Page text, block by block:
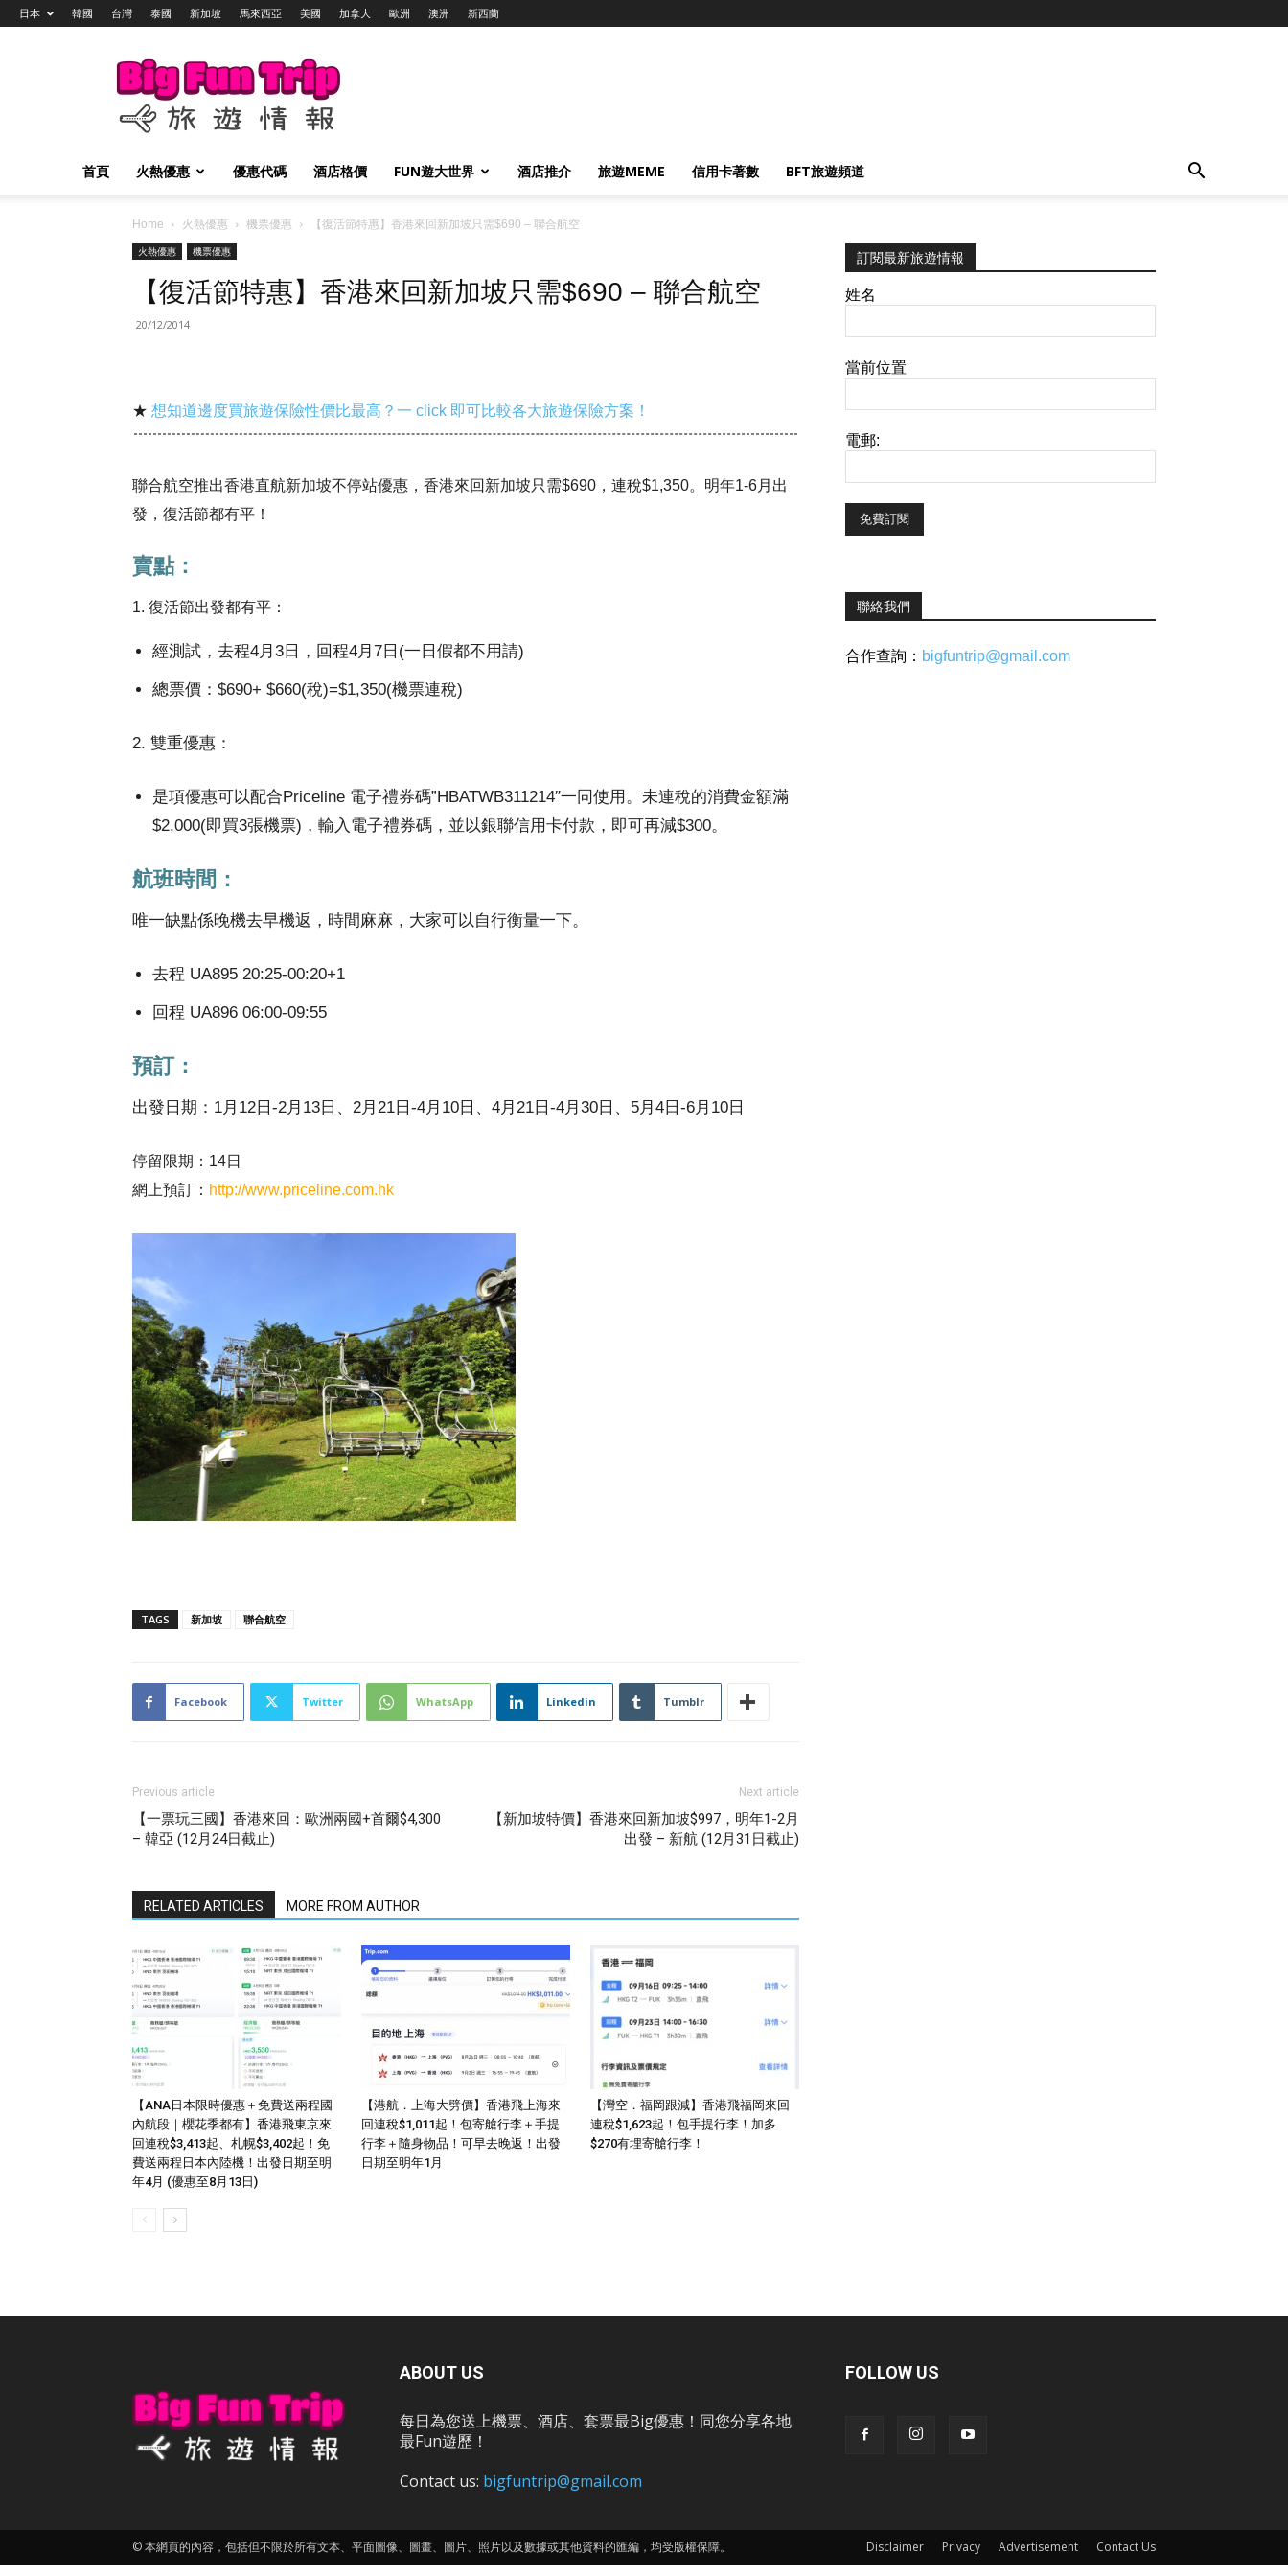
日本 韓國 台灣 泰國 新加坡 馬來西亞 美國 加拿大 歐洲 澳洲 新西蘭
Big
Trip
旅
情
報
首頁 火熱優惠 優惠代碼 酒店格價 FUN遊大世界 酒店推介 旅遊MEME 信用卡著數 BFT旅遊頻道
Home 火熱優惠 機票優惠
【復活節特惠】香港來回新加坡只需$690 – 聯合航空
火熱優惠
機票優惠
【復活節特惠】香港來回新加坡只需$690 – 聯合航空
20/12/2014
★ 想知道邊度買旅遊保險性價比最高？一 click 即可比較各大旅遊保險方案！
聯合航空推出香港直航新加坡不停站優惠，香港來回新加坡只需$690，連稅$1,350。明年1-6月出
發，復活節都有平！
賣點：
1. 復活節出發都有平：
經測試，去程4月3日，回程4月7日(一日假都不用請)
總票價：$690+ $660(稅)=$1,350(機票連稅)
2. 雙重優惠：
是項優惠可以配合Priceline 電子禮券碼”HBATWB311214″一同使用。未連稅的消費金額滿
$2,000(即買3張機票)，輸入電子禮券碼，並以銀聯信用卡付款，即可再減$300。
航班時間：
唯一缺點係晚機去早機返，時間麻麻，大家可以自行衡量一下。
去程 UA895 20:25-00:20+1
回程 UA896 06:00-09:55
預訂：
出發日期：1月12日-2月13日、2月21日-4月10日、4月21日-4月30日、5月4日-6月10日
停留限期：14日
網上預訂： http://www.priceline.com.hk
TAGS 新加坡 聯合航空
Facebook Twitter WhatsApp Linkedin Tumblr
Previous article
【一票玩三國】香港來回：歐洲兩國+首爾$4,300
– 韓亞 (12月24日截止)
Next article
【新加坡特價】香港來回新加坡$997，明年1-2月
出發 – 新航 (12月31日截止)
RELATED ARTICLES MORE FROM AUTHOR
【ANA日本限時優惠＋免費送兩程國
內航段｜櫻花季都有】香港飛東京來
回連稅$3,413起、札幌$3,402起！免
費送兩程日本內陸機！出發日期至明
年4月 (優惠至8月13日)
【港航．上海大劈價】香港飛上海來
回連稅$1,011起！包寄艙行李＋手提
行李＋隨身物品！可早去晚返！出發
日期至明年1月
【灣空．福岡跟減】香港飛福岡來回
連稅$1,623起！包手提行李！加多
$270有埋寄艙行李！
訂閱最新旅遊情報
姓名
當前位置
電郵:
聯絡我們
合作查詢： bigfuntrip@gmail.com
ABOUT US
每日為您送上機票、酒店、套票最Big優惠！同您分享各地
最Fun遊歷！
Contact us: bigfuntrip@gmail.com
FOLLOW US
Disclaimer Privacy Advertisement Contact Us
© 本網頁的內容，包括但不限於所有文本、平面圖像、圖畫、圖片、照片以及數據或其他資料的匯編，均受版權保障。